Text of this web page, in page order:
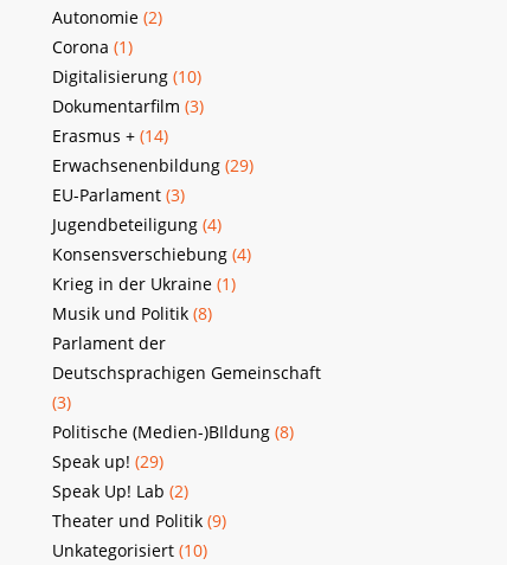
Autonomie(2)
Corona (1)
Digitalisierung(10)
Dokumentarfilm (3)
Erasmus +(14)
Erwachsenenbildung(29)
EU-Parlament(3)
Jugendbeteiligung(4)
Konsensverschiebung(4)
Krieg in der Ukraine(1)
Musik und Politik(8)
Parlament der
Deutschsprachigen Gemeinschaft
(3)
Politische (Medien-)BIldung(8)
Speak up! (29)
Speak Up! Lab (2)
Theater und Politik(9)
Unkategorisiert(10)